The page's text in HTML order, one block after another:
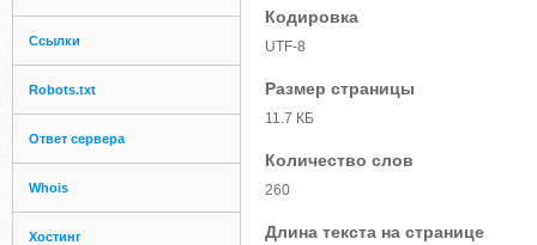
Ссылки
Robots.txt
Ответ сервера
Whois
Хостинг
Кодировка
UTF-8
Размер страницы
11.7 КБ
Количество слов
260
Длина текста на странице